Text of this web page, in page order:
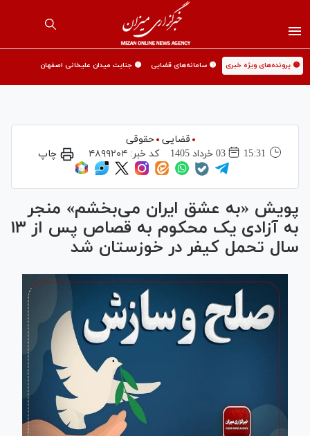
🟡 پرونده‌های ویژه خبری 🟡 سامانه‌های قضایی 🟡 جنایت میدان علیخانی اصفهان
قضایی حقوقی
15:31
03 خرداد 1405 کد خبر:۴۸۹۹۲۰۴ چاپ
پویش «به عشق ایران می‌بخشم» منجر
به آزادی یک محکوم به قصاص پس از ۱۳
سال تحمل کیفر در خوزستان شد